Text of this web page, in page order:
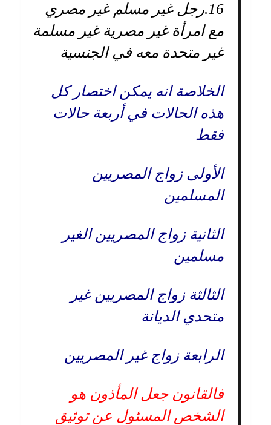
16. رجل غير مسلم غير مصري
مع امرأة غير مصرية غير مسلمة
غير متحدة معه في الجنسية
الخلاصة انه يمكن اختصار كل
هذه الحالات في أربعة حالات
فقط
الأولى زواج المصريين
المسلمين
الثانية زواج المصريين الغير
مسلمين
الثالثة زواج المصريين غير
متحدي الديانة
الرابعة زواج غير المصريين
فالقانون جعل المأذون هو
الشخص المسئول عن توثيق